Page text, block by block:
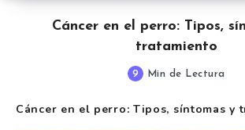
Cáncer en el perro: Tipos,
tratamiento
9 Min de Lectura
Cáncer en el perro: Tipos, síntomas y